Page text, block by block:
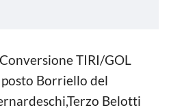
TIRI/GOL
Borriello del
Belotti